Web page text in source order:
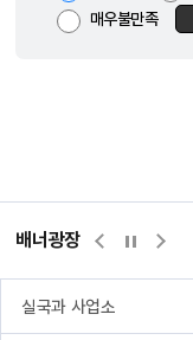
매우불만족
배너광장
허브포털 완주몰
실국과 사업소